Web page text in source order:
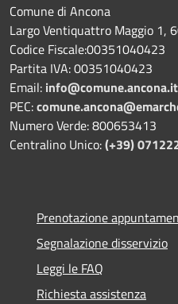
Comune di Ancona
Largo Ventiquattro Maggio 1,
Codice Fiscale:00351040423
Partita IVA: 00351040423
Email: info@comune.ancona.it
PEC:
Numero Verde: 800653413
Centralino Unico:(+39)
Prenotazione
Segnalazione disservizio
Leggi le FAQ
Richiesta assistenza